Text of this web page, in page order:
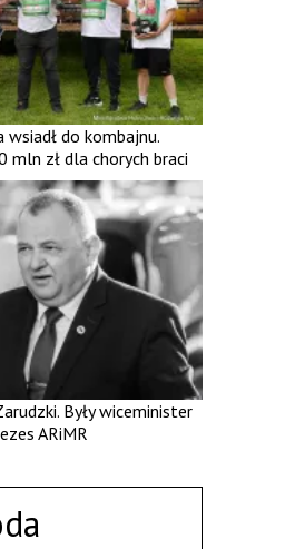
do kombajnu.
mln zł dla chorych braci
Były wiceminister
ARiMR